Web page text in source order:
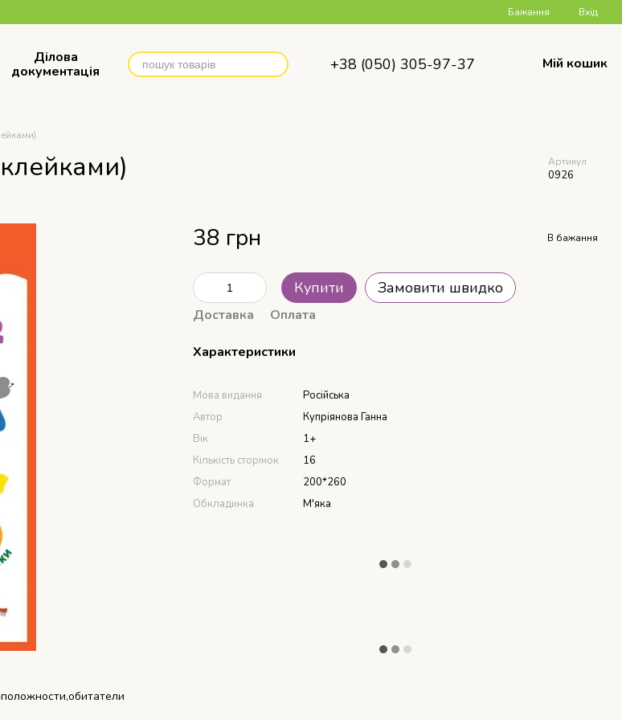
Бажання Вхід
Ділова
документація
+38 (050) 305-97-37 Мій кошик
Артикул
0926
38 грн В бажання
Купити Замовити швидко
Доставка Оплата
Характеристики
Мова видання
Російська
Автор
Купріянова Ганна
Вік
1+
Кількість сторінок
16
Формат
200*260
Обкладинка
М'яка